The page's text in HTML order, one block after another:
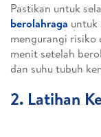
Pastikan untuk
berolahraga untuk
mengurangi risiko
menit setelah
dan suhu tubuh
2. Latihan